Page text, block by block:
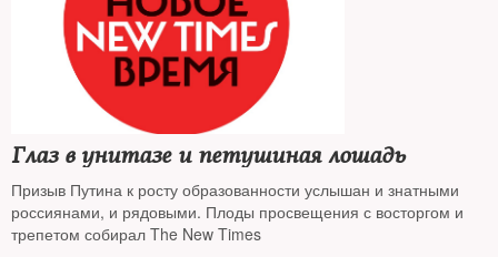
Глаз в унитазе и петушиная лошадь
Призыв Путина к росту образованности услышан и знатными
россиянами, и рядовыми. Плоды просвещения с восторгом и
трепетом собирал The New Times